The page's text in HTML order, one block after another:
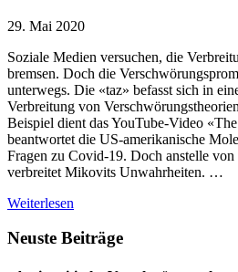
29. Mai 2020
Soziale Medien versuchen, die
bremsen. Doch die
unterwegs. Die «taz» befasst sich in
Verbreitung von
Beispiel dient das YouTube-Video
beantwortet die US-amerikanische
Fragen zu Covid-19. Doch anstelle von
verbreitet Mikovits Unwahrheiten. …
Verschwörungstheorien
Pandemien
Unwahrheiten
Weiterlesen
Seitenspalte
Neuste Beiträge